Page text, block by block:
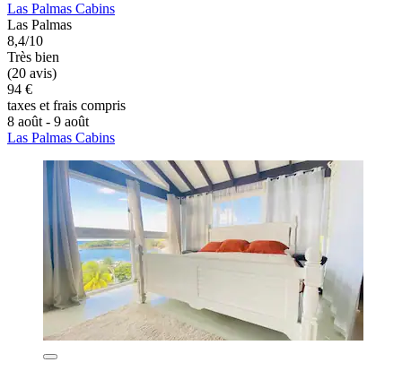
Las Palmas Cabins
Las Palmas
8,4/10
Très bien
(20 avis)
94 €
taxes et frais compris
8 août - 9 août
Las Palmas Cabins